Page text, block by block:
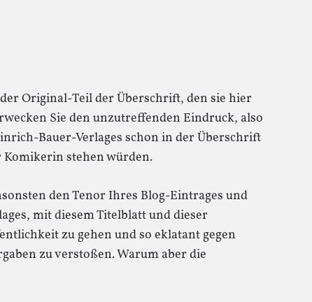
der Original-Teil der Überschrift, den sie hier
Sie den unzutreffenden Eindruck, also
Bauer-Verlages schon in der Überschrift
stehen würden.
den Tenor Ihres Blog-Eintrages und
mit diesem Titelblatt und dieser
zu gehen und so eklatant gegen
zu verstoßen. Warum aber die